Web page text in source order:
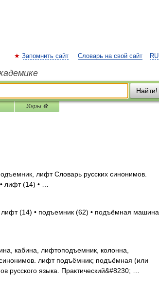
RU
Запомнить сайт Словарь на свой сайт
Найти!
Игры ⚽
лифт Словарь русских синонимов.
лифт (14) • …
(14) • подъемник (62) • подъёмная машина
кабина, лифтоподъемник, колонна,
лифт подъёмник; подъёмная (или
языка. Практический&#8230; …